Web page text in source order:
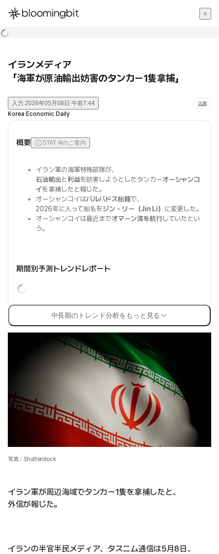
한국어
イランメディア
「海軍が原油輸出妨害のタンカー1隻拿捕」
入力 2026年05月08日 午前7:44 出典
Korea Economic Daily
概要 STAT AIのご案内
イラン軍の海軍特殊部隊が、
石油輸出と利益を妨害しようとしたタンカーオーシャンコ
イを拿捕したと報じた。
オーシャンコイはバルバドス船籍で、
2026年に入って船名をジン・リー（Jin Li）
に変更した。
オーシャンコイは最近までオマーン湾を航行していたとい
う。
期間別予測トレンドレポート
中長期のトレンド分析をもっと見る
写真：Shutterstock
イラン軍が周辺海域でタンカー1隻を拿捕したと、
外信が報じた。
イランの半官半民メディア、タスニム通信は5月8日、